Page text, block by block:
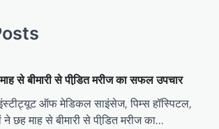
से बीमारी से पीडि़त मरीज का सफल उपचार
ऑफ मेडिकल साइंसेज, पिम्स हॉस्पिटल,
छह माह से बीमारी से पीडि़त मरीज का…